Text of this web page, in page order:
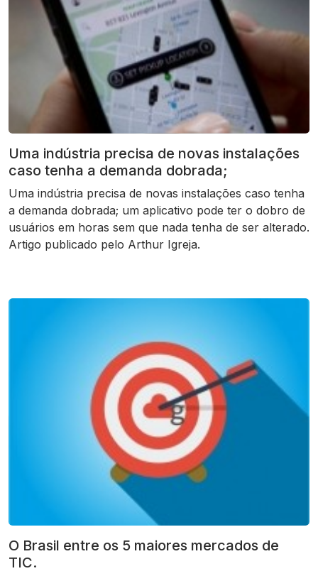
Uma indústria precisa de novas instalações
caso tenha a demanda dobrada;
Uma indústria precisa de novas instalações caso tenha
a demanda dobrada; um aplicativo pode ter o dobro de
usuários em horas sem que nada tenha de ser alterado.
Artigo publicado pelo Arthur Igreja.
O Brasil entre os 5 maiores mercados de
TIC.